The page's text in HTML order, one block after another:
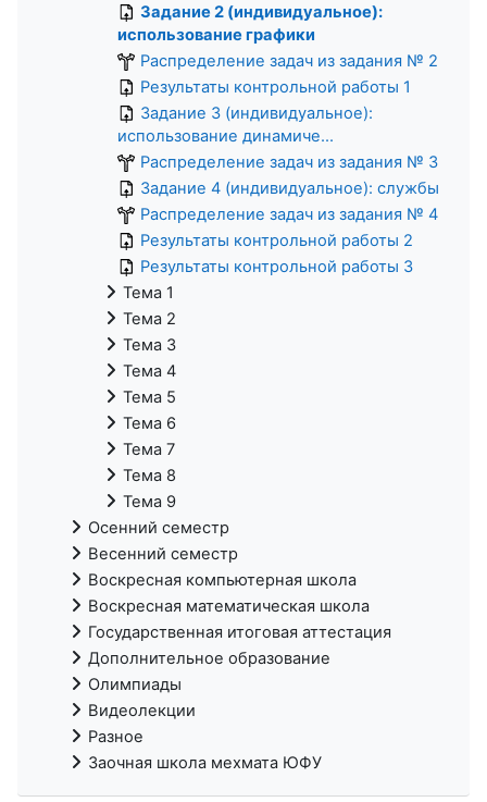
Задание 2 (индивидуальное):
использование графики
Распределение задач из задания № 2
Результаты контрольной работы 1
Задание 3 (индивидуальное):
использование динамиче...
Распределение задач из задания № 3
Задание 4 (индивидуальное): службы
Распределение задач из задания № 4
Результаты контрольной работы 2
Результаты контрольной работы 3
Тема 1
Тема 2
Тема 3
Тема 4
Тема 5
Тема 6
Тема 7
Тема 8
Тема 9
Осенний семестр
Весенний семестр
Воскресная компьютерная школа
Воскресная математическая школа
Государственная итоговая аттестация
Дополнительное образование
Олимпиады
Видеолекции
Разное
Заочная школа мехмата ЮФУ